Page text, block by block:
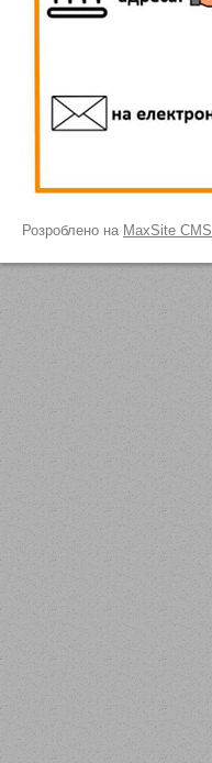
Розроблено на MaxSite CMS